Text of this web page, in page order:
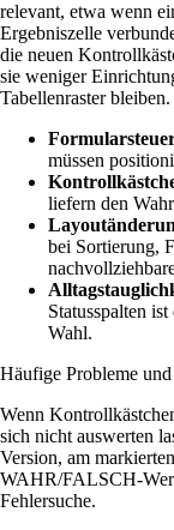
relevant, etwa wenn
Ergebniszelle
die neuen
sie weniger
Tabellenraster bleiben.
müssen
liefern den
bei Sortierung,
Statusspalten
Wahl.
Häufige Probleme
Wenn
sich nicht auswerten
Version, am
WAHR/FALSCH-
Fehlersuche.